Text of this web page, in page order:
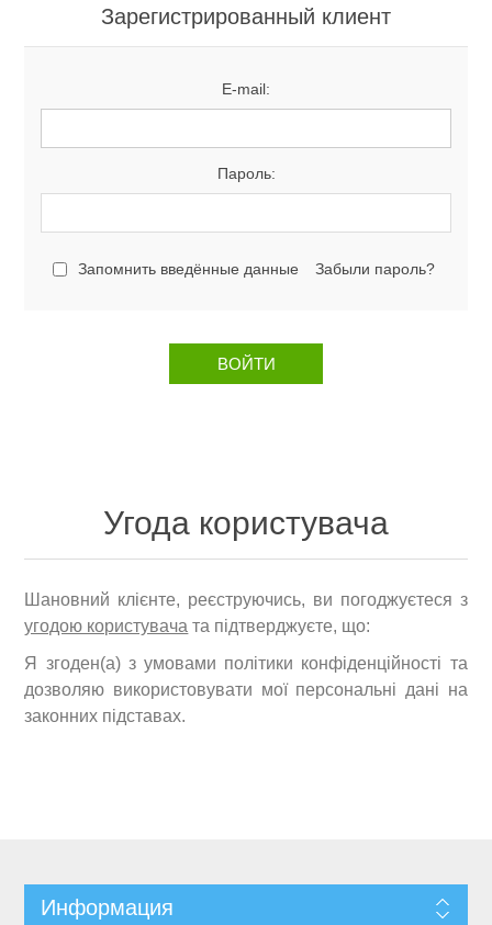
Зарегистрированный клиент
E-mail:
Пароль:
Запомнить введённые данные Забыли пароль?
Угода користувача
Шановний клієнте, реєструючись, ви погоджуєтеся з
угодою користувача та підтверджуєте, що:
Я згоден(а) з умовами політики конфіденційності та
дозволяю використовувати мої персональні дані на
законних підставах.
Информация